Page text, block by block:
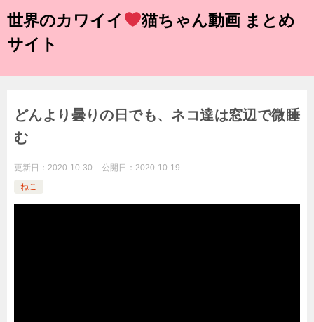
世界のカワイイ
猫ちゃん動画 まとめ
サイト
どんより曇りの日でも、ネコ達は窓辺で微睡
む
更新日： 2020-10-30 公開日： 2020-10-19
ねこ